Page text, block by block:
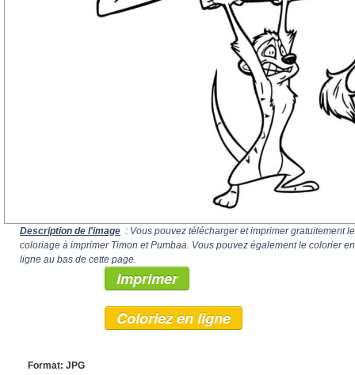
Description de l'image : Vous pouvez télécharger et imprimer gratuitement le
coloriage à imprimer Timon et Pumbaa. Vous pouvez également le colorier en
ligne au bas de cette page.
Imprimer
Coloriez en ligne
Format: JPG